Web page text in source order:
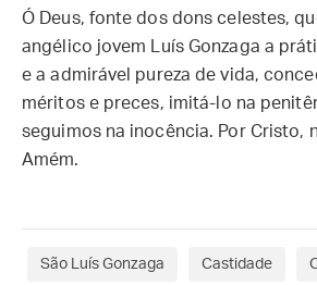
Ó Deus, fonte dos dons celestes,
angélico jovem Luís Gonzaga a
e a admirável pureza de vida,
méritos e preces, imitá-lo na
seguimos na inocência. Por Cristo,
Amém.
São Luís Gonzaga Castidade